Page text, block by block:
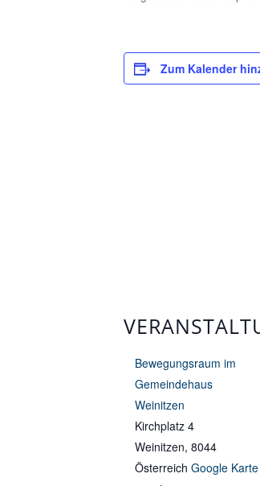
Zum Kalender
Bewegungsraum im
Gemeindehaus
Weinitzen
Kirchplatz 4
Weinitzen, 8044
Österreich Google Karte